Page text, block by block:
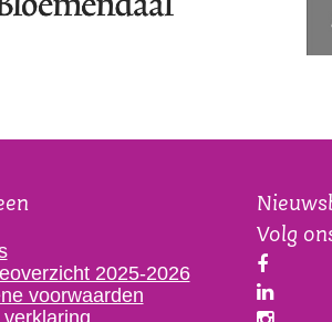
2025-2026
voorwaarden
Volg